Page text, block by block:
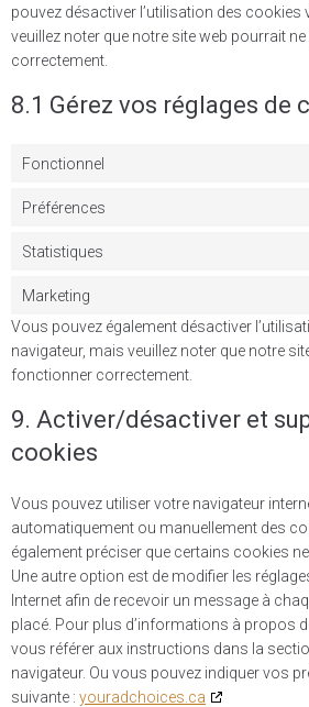
pouvez désactiver l’utilisation des cookies
veuillez noter que notre site web pourrait
correctement.
8.1 Gérez vos réglages de
Fonctionnel
Préférences
Statistiques
Marketing
Vous pouvez également désactiver
navigateur, mais veuillez noter que notre
fonctionner correctement.
9. Activer/désactiver et
cookies
Vous pouvez utiliser votre navigateur
automatiquement ou manuellement des
également préciser que certains cookies
Une autre option est de modifier les
Internet afin de recevoir un message à
placé. Pour plus d’informations à propos
vous référer aux instructions dans la
navigateur. Ou vous pouvez indiquer vos
suivante : youradchoices.ca